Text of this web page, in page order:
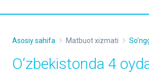
Asosiy sahifa Matbuot xizmati
O‘zbekistonda 4